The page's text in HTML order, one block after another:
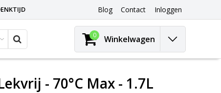
Blog Contact Inloggen
0 Winkelwagen
- 70°C Max - 1.7L